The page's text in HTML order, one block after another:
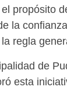
propósito
la
regla
de
esta